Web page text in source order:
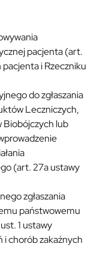
pacjenta (art.
i Rzeczniku
do zgłaszania
Leczniczych,
Biobójczych lub
(art. 27a ustawy
zgłaszania
państwowemu
1 ustawy
i chorób zakaźnych